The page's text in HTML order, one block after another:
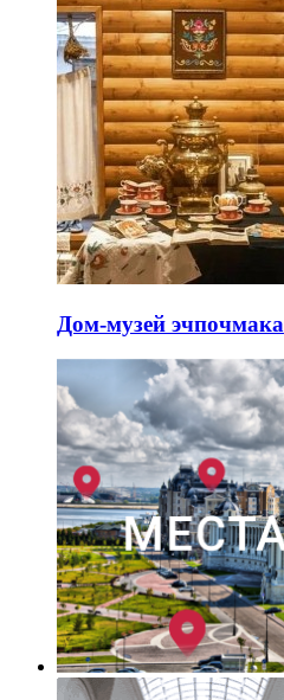
Дом-музей эчпочмака